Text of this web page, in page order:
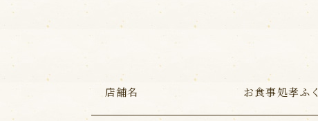
店舗名 お食事処孝ふく